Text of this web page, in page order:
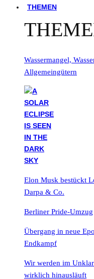
THEMEN
Wassermangel,
Allgemeingütern
Elon Musk bestückt
Darpa & Co.
Berliner Pride-Umzug
Übergang in neue
Endkampf
Wir werden im
wirklich hinausläuft